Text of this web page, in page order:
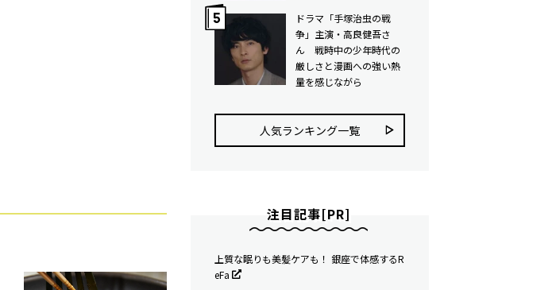
ドラマ「手塚治虫の戦
争」主演・高良健吾さ
ん 戦時中の少年時代の
厳しさと漫画への強い熱
量を感じながら
人気ランキング⼀覧
注目記事[PR]
上質な眠りも美髪ケアも！ 銀座で体感するR
eFa